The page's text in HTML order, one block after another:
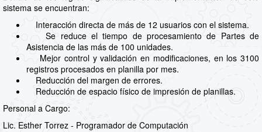
sistema se encuentran:
Interacción directa de más de 12 usuarios con el sistema.
Se reduce el tiempo de procesamiento de Partes de
Asistencia de las más de 100 unidades.
Mejor control y validación en modificaciones, en los 3100
registros procesados en planilla por mes.
Reducción del margen de errores.
Reducción de espacio físico de impresión de planillas.
Personal a Cargo:
Lic. Esther Torrez - Programador de Computación